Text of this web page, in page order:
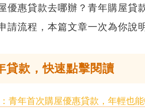
優惠貸款去哪辦？青年購屋貸
請流程 ，本篇文章一次為你說
貸款，快速點擊閱讀
青年首次購屋優惠貸款，年輕也